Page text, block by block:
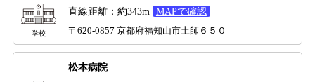
学校
直線距離：約343m MAPで確認
〒620-0857 京都府福知山市土師６５０
松本病院